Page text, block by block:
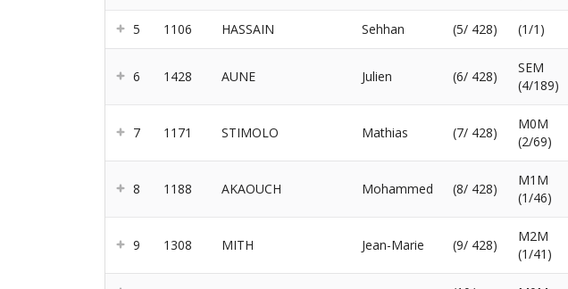
5 1106 HASSAIN Sehhan (5/ 428) (1/1)
6 1428 AUNE Julien (6/ 428)
SEM
(4/189)
7 1171 STIMOLO Mathias (7/ 428)
M0M
(2/69)
8 1188 AKAOUCH Mohammed (8/ 428)
M1M
(1/46)
9 1308 MITH Jean-Marie (9/ 428)
M2M
(1/41)